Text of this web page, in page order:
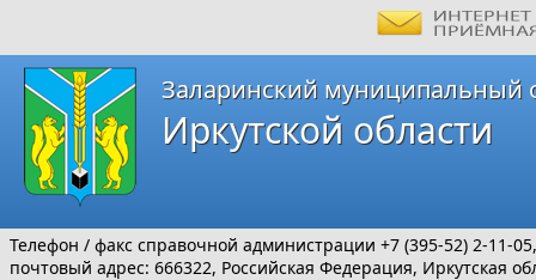
Заларинский муниципальный
Иркутской области
Телефон / факс справочной администрации +7 (395-52) 2-11-05,
почтовый адрес: 666322, Российская Федерация, Иркутская